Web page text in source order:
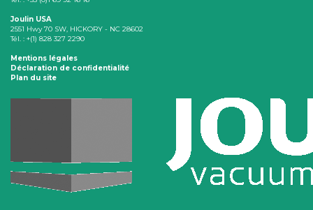
Joulin USA
2551 Hwy 70 SW, HICKORY - NC 28602
Tél. : +(1) 828 327 2290
Mentions légales
Déclaration de confidentialité
Plan du site